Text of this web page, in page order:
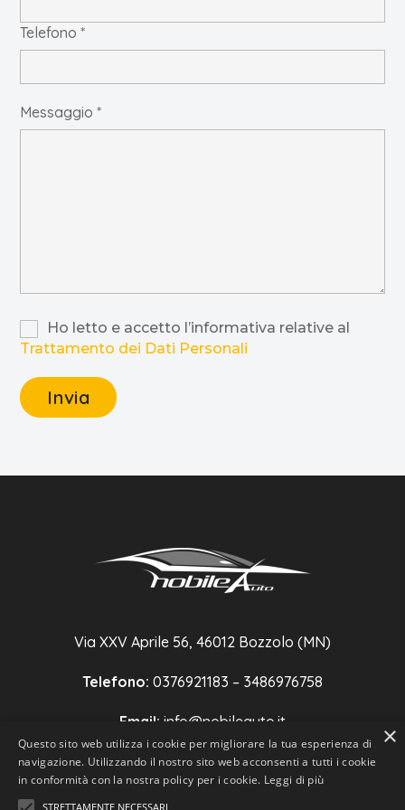
Telefono *
Messaggio *
Ho letto e accetto l’informativa relative al
Trattamento dei Dati Personali
Via XXV Aprile 56, 46012 Bozzolo (MN)
Telefono: 0376921183 – 3486976758
Email: info@nobileauto.it
P.IVA:02431760202
×
Questo sito web utilizza i cookie per migliorare la tua esperienza di
navigazione. Utilizzando il nostro sito web acconsenti a tutti i cookie
in conformità con la nostra policy per i cookie. Leggi di più
STRETTAMENTE NECESSARI